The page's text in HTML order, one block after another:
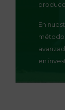
En
en